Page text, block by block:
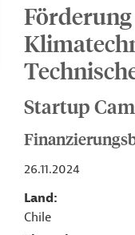
Startup
26.11.2024
Land
Chile